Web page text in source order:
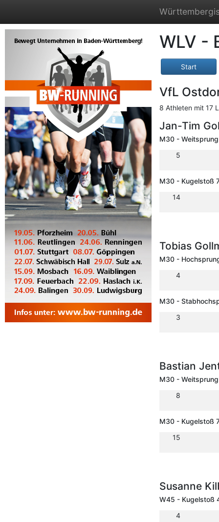
WLV -
Start
VfL
8 Athleten mit 17
Jan-Tim
M30 - Weitsprung
5
M30 - Kugelstoß
14
Tobias
M30 -
4
M30 -
3
Bastian
M30 - Weitsprung
8
M30 - Kugelstoß
15
Susanne
W45 - Kugelstoß
4